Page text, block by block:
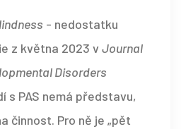
- nedostatku
z května 2023 vJournal
Disorders
s PAS nemá představu,
činnost. Pro ně je „pět